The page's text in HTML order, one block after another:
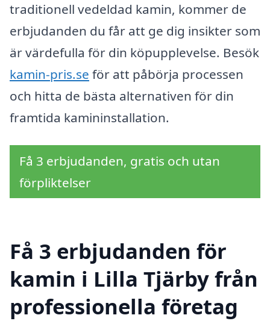
traditionell vedeldad kamin, kommer de
erbjudanden du får att ge dig insikter som
är värdefulla för din köpupplevelse. Besök
kamin-pris.se för att påbörja processen
och hitta de bästa alternativen för din
framtida kamininstallation.
Få 3 erbjudanden, gratis och utan
förpliktelser
Få 3 erbjudanden för
kamin i Lilla Tjärby från
professionella företag